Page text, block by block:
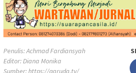
Penulis: Achmad Fardiansyah
Editor: Diana Monika
Sumber:https://garuda.tv/